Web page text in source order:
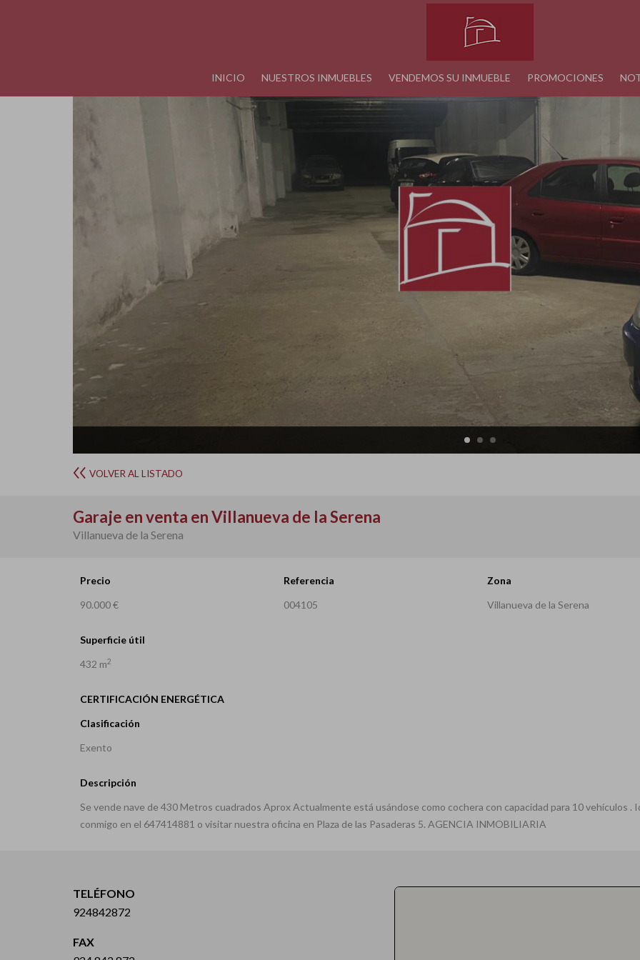
INICIO NUESTROS INMUEBLES VENDEMOS SU INMUEBLE PROMOCIONES
VOLVER AL LISTADO
Garaje en venta en Villanueva de la Serena
Villanueva de la Serena
Precio
90.000 €
Referencia
004105
Zona
Villanueva de la Serena
Superficie útil
432 m2
CERTIFICACIÓN ENERGÉTICA
Clasificación
Exento
Descripción
Se vende nave de 430 Metros cuadrados Aprox Actualmente está usándose como cochera con capacidad para 10 vehículos .
conmigo en el 647414881 o visitar nuestra oficina en Plaza de las Pasaderas 5. AGENCIA INMOBILIARIA
TELÉFONO
924842872
FAX